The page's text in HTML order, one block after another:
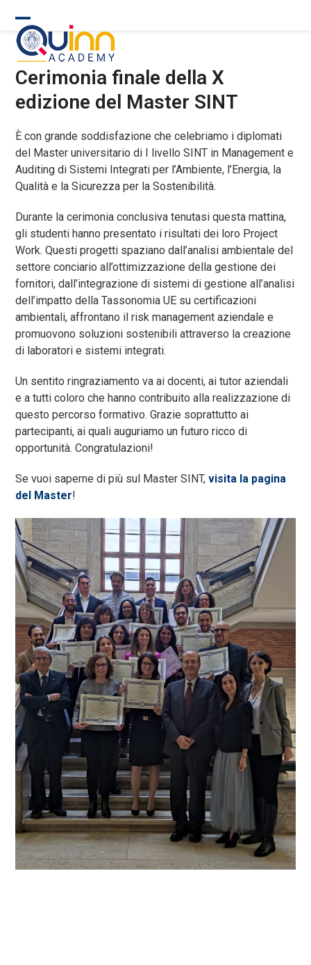
content
Open
mobile
menu
Close
mobile
menu
Cerimonia finale della X
edizione del Master SINT
È con grande soddisfazione che celebriamo i diplomati
del Master universitario di I livello SINT in Management e
Auditing di Sistemi Integrati per l’Ambiente, l’Energia, la
Qualità e la Sicurezza per la Sostenibilità.
Durante la cerimonia conclusiva tenutasi questa mattina,
gli studenti hanno presentato i risultati dei loro Project
Work. Questi progetti spaziano dall’analisi ambientale del
settore conciario all’ottimizzazione della gestione dei
fornitori, dall’integrazione di sistemi di gestione all’analisi
dell’impatto della Tassonomia UE su certificazioni
ambientali, affrontano il risk management aziendale e
promuovono soluzioni sostenibili attraverso la creazione
di laboratori e sistemi integrati.
Un sentito ringraziamento va ai docenti, ai tutor aziendali
e a tutti coloro che hanno contribuito alla realizzazione di
questo percorso formativo. Grazie soprattutto ai
partecipanti, ai quali auguriamo un futuro ricco di
opportunità. Congratulazioni!
Se vuoi saperne di più sul Master SINT,visita la pagina
del Master!